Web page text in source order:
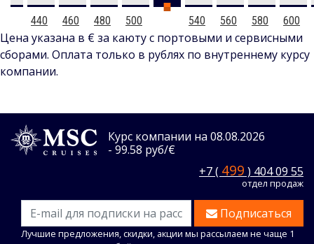
440 460 480 500 540 560 580 600
Цена указана в € за каюту с портовыми и сервисными
сборами. Оплата только в рублях по внутреннему курсу
компании.
Курс компании на 08.08.2026
- 99.58 руб/€
+7 ( 499 ) 404 09 55
отдел продаж
Подписаться
Лучшие предложения, скидки, акции мы рассылаем не чаще 1